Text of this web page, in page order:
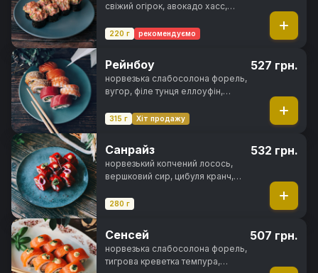
свіжий огірок, авокадо хасс,
спайсі соус, норі, рис
220 г рекомендуємо
Рейнбоу
норвезька слабосолона форель,
вугор, філе тунця еллоуфін,
сир, авокадо хасс, свіжий огірок,
315 г Хіт продажу
527 грн.
Санрайз
норвезький копчений лосось,
вершковий сир, цибуля кранч,
280 г
532 грн.
Сенсей
норвезька слабосолона форель,
тигрова креветка темпура,
507 грн.